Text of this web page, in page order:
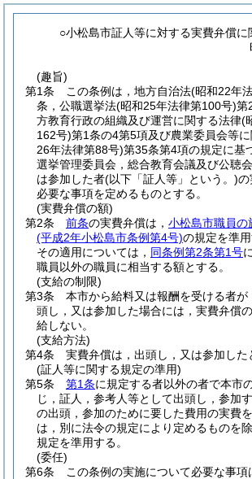
○小松島市証人等に対する実費弁償に
(趣旨)
第1条
この条例は，地方自治法(昭和22年
条，公職選挙法(昭和25年法律第100号)第
方教育行政の組織及び運営に関する法律(
162号)第1条の4第5項及び農業委員会等
26年法律第88号)第35条第4項の規定に基
選挙管理委員会，総合教育会議及び公聴
は参加した者(以下「証人等」という。)の
必要な事項を定めるものとする。
(実費弁償の額)
第2条
前条の実費弁償は， 小松島市職員の
(平成2年小松島市条例第4号)の規定を準
その適用については， 同条例第2条第1号
職員以外の職員に相当する額とする。
(支給の制限)
第3条
本市から給料又は報酬を受ける者が
頭し，又は参加した場合には，実費弁償
給しない。
(支給方法)
第4条
実費弁償は，出頭し，又は参加した
(証人等に関する規定の準用)
第5条
第1条に規定する者以外の者で本市
じ，証人，参考人等として出頭し，参加
の出頭，参加のために要した費用の実費
は，別に法令の規定により定めるものを除
規定を準用する。
(委任)
第6条
この条例の実施について必要な事項